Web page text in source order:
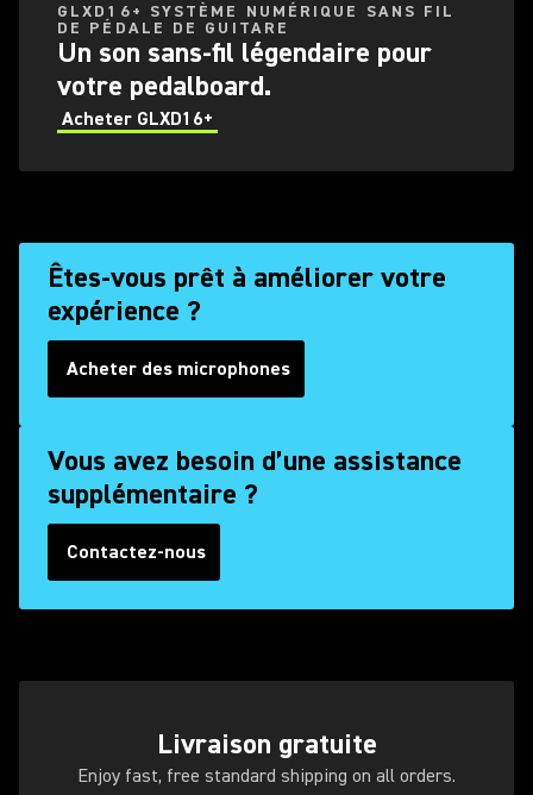
GLXD16+ SYSTÈME NUMÉRIQUE SANS FIL
DE PÉDALE DE GUITARE
Un son sans-fil légendaire pour
votre pedalboard.
Acheter GLXD16+
Êtes-vous prêt à améliorer votre
expérience ?
Acheter des microphones
Vous avez besoin d’une assistance
supplémentaire ?
Contactez-nous
(Opens in a new tab)
Livraison gratuite
Enjoy fast, free standard shipping on all orders.